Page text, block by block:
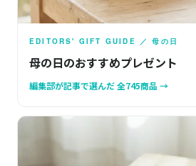
EDITORS' GIFT GUIDE ／ 母の日
母の日のおすすめプレゼント
編集部が記事で選んだ 全745商品 →